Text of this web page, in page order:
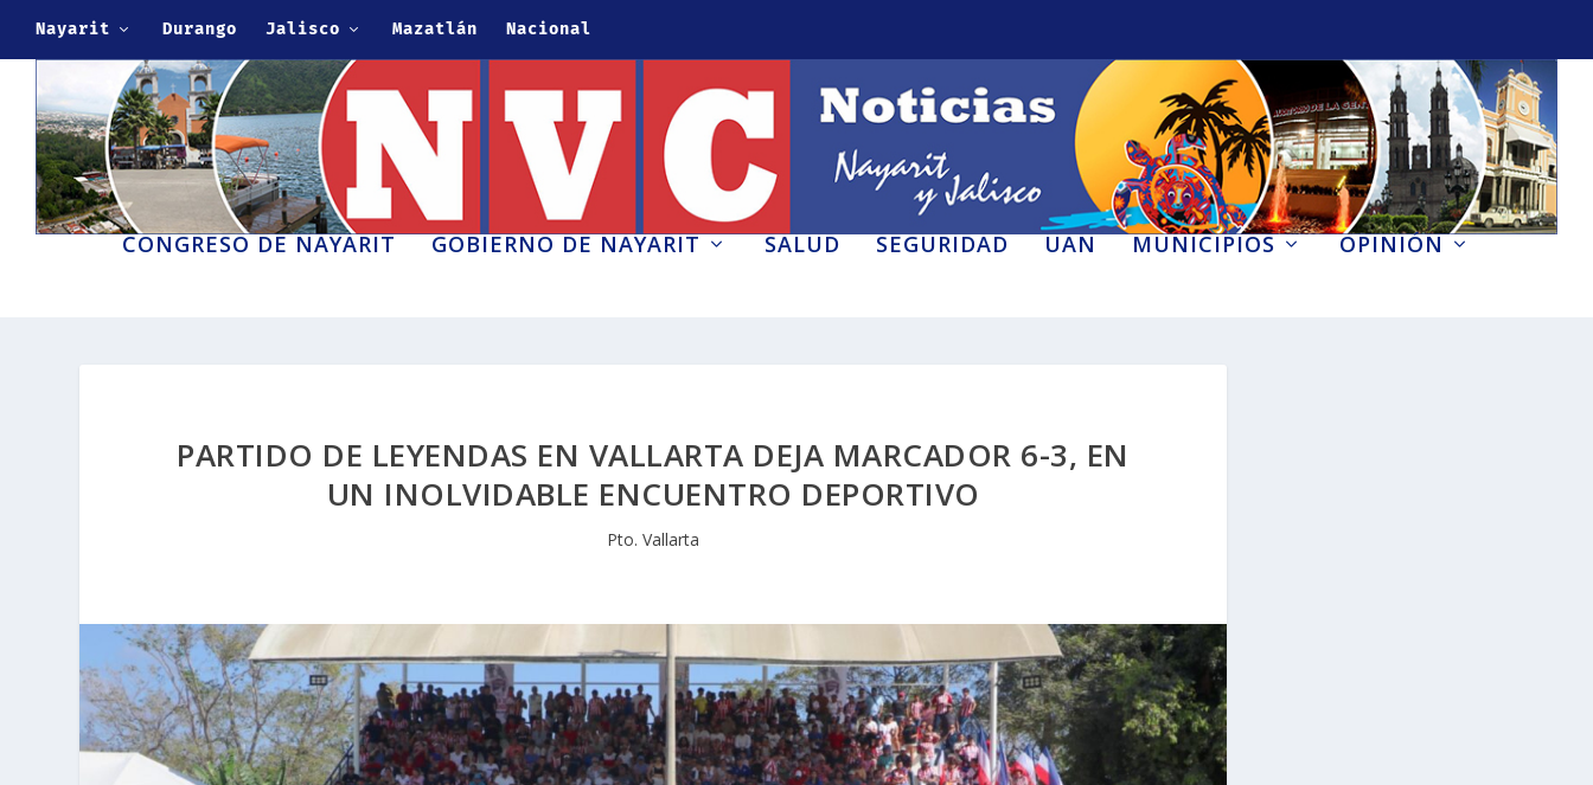
Nayarit Durango Jalisco Mazatlán Nacional
CONGRESO DE NAYARIT GOBIERNO DE NAYARIT SALUD SEGURIDAD UAN MUNICIPIOS OPINIÓN
PARTIDO DE LEYENDAS EN VALLARTA DEJA MARCADOR 6-3, EN
UN INOLVIDABLE ENCUENTRO DEPORTIVO
Pto. Vallarta